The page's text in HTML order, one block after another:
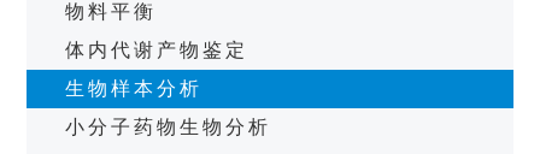
物料平衡
体内代谢产物鉴定
生物样本分析
小分子药物生物分析